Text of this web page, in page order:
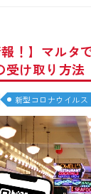
報！】マルタ
け取り方法
新型コロナウイルス